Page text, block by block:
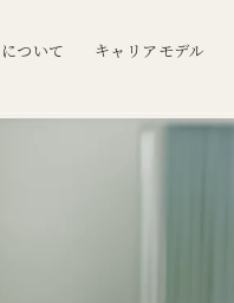
ついて キャリアモデル